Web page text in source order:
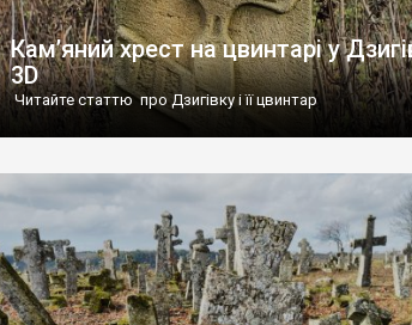
Кам’яний хрест на цвинтарі у
3D
Читайте статтю про Дзигівку і її цвинтар